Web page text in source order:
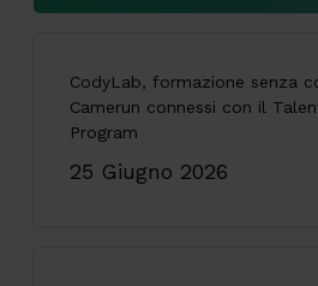
CodyLab, formazione senza
Camerun connessi con il
Program
25 Giugno 2026